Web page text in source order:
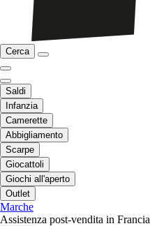
Cerca
Saldi
Infanzia
Camerette
Abbigliamento
Scarpe
Giocattoli
Giochi all'aperto
Outlet
Marche
Assistenza post-vendita in Francia